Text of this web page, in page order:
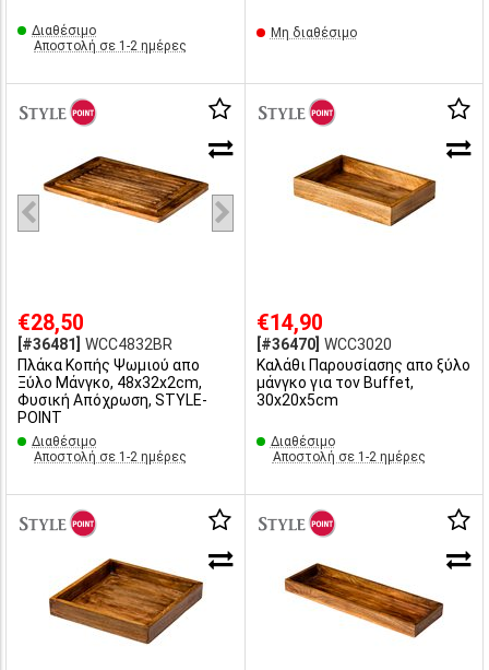
Διαθέσιμο
Αποστολή σε 1-2 ημέρες
Μη διαθέσιμο
€28,50
[#36481]
WCC4832BR
Πλάκα Κοπής Ψωμιού απο
Ξύλο Μάνγκο, 48x32x2cm,
Φυσική Απόχρωση, STYLE-
POINT
Διαθέσιμο
Αποστολή σε 1-2 ημέρες
€14,90
[#36470] WCC3020
Καλάθι Παρουσίασης απο ξύλο
μάνγκο για τον Buffet,
30x20x5cm
Διαθέσιμο
Αποστολή σε 1-2 ημέρες